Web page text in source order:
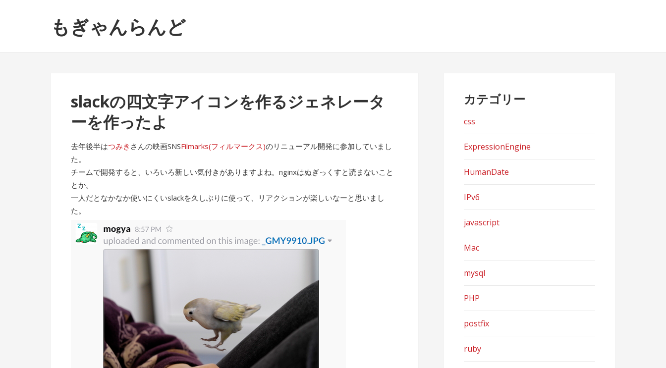
ビ
ゲ
ン
テ
もぎゃんらんど
slackの四文字アイコンを作るジェネレータ
ーを作ったよ
去年後半はつみき さんの映画SNSFilmarks(フィルマークス)のリニューアル開発に参加していまし
た。
チームで開発すると、いろいろ新しい気付きがありますよね。nginxはぬぎっくすと読まないこと
とか。
一人だとなかなか使いにくいslackを久しぶりに使って、リアクションが楽しいなーと思いまし
た。
カテゴリー
css
ExpressionEngine
HumanDate
IPv6
javascript
Mac
mysql
PHP
postfix
ruby